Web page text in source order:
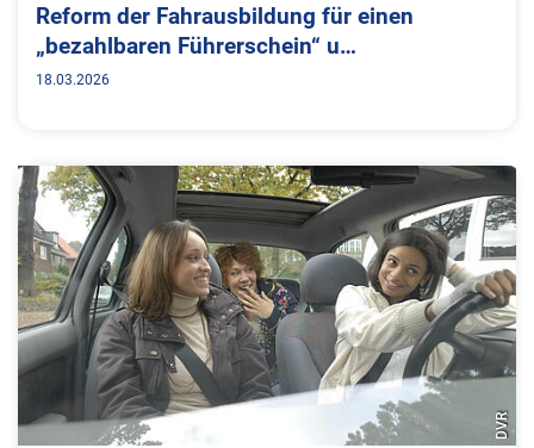
Reform der Fahrausbildung für einen
„bezahlbaren Führerschein“ u…
18.03.2026
DVR